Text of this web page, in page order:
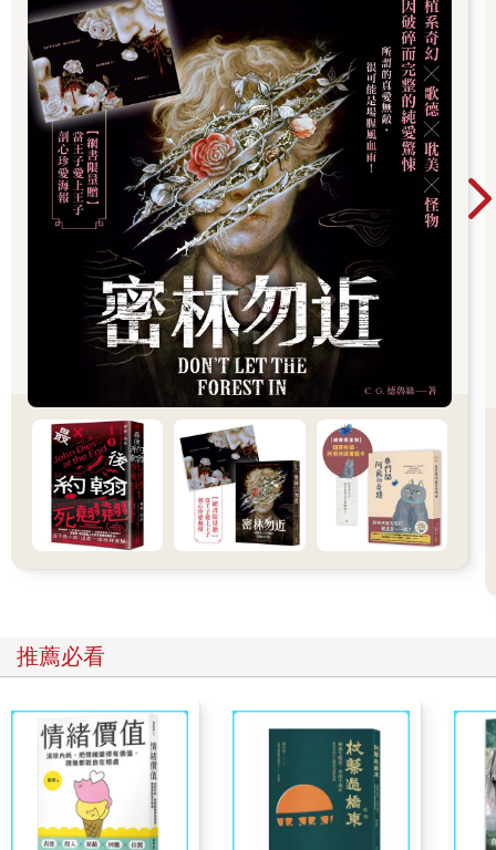
形排好──這個隊形非常接近正式工作的配置，緩緩拉著雪橇。牠
們沒奔跑，而是腳步一致，慢動作般走著。
「雪橇上有很薄的盤子，裡頭裝著水。」
「水不能濺出來嗎？」
「那是為了訓練牠們要慎重，小心仔細地載運。」
「野村先生，玩具不是全捆包起來了嗎？」
「很久以前，近畿地方的隊伍在飛行過程中失去平衡，在小學校
園緊急著陸。確認完裝備，要再度出發時，或許是粗魯奔跑的緣
故，雪橇大力搖晃，玩具都壞了。不論什麼時候，玩具都可能毀
損，但當下馴鹿和最後運送的人都沒注意，最後將沒辦法玩的遙
控車送到孩子手上。」
「每年都會發生配送意外呢。」
「是啊。不過，那樣進行訓練後，毀損事故的發生率大幅降
「我不清楚兩者之間是否真有因果關係。是不是進行那樣的訓練
後，破損率就會降低……」聽御子柴這麼說，野村偷瞄他一眼。
以為御子柴是帶著批判或議論的心態講這句話，但看起來完全沒
這樣的意思，只是感到炫目般緊盯著馴鹿的行動。
「野村先生，那些馴鹿全是培里馴鹿嗎？」
「是啊，馴鹿中特別能飛的就是培里馴鹿。但也不是全都能飛，
約莫是一成左右。」
「紅鼻子呢？」
「大概只占會飛的馴鹿的百分之二。」有一些馴鹿的方向感特別
優秀，當周圍光線轉暗時，體毛還會發亮。因此，公司按照以前
「對了，御子柴，你今年要跑松田隊長負責的區域吧？」野村帶
著調侃的意味，刻意加強「隊長」的發音。
是，我實在覺得很不可思議。」
「什麼？」
「我不討厭松田，真的認為他是好人，可是他經常發生失誤
呢。」
「說是經常，我覺得根本是一天到晚。」野村忍不住這麼說，松
田太常出錯了。比方，確認孩子的禮物希望清單後，進行沒必要
推薦必看